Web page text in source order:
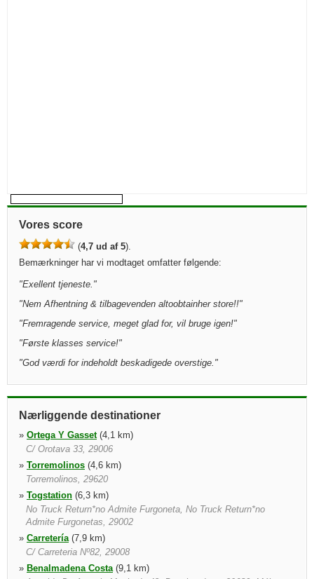
Vores score
(4,7 ud af 5).
Bemærkninger har vi modtaget omfatter følgende:
"Exellent tjeneste. "
"Nem Afhentning & tilbagevenden altoobtainher store!!"
"Fremragende service, meget glad for, vil bruge igen!"
"Første klasses service!"
"God værdi for indeholdt beskadigede overstige. "
Nærliggende destinationer
» Ortega Y Gasset(4,1 km)
C/ Orotava 33, 29006
» Torremolinos (4,6 km)
Torremolinos, 29620
» Togstation (6,3 km)
No Truck Return*no Admite Furgoneta, No Truck Return*no
Admite Furgonetas, 29002
» Carretería(7,9 km)
C/ Carreteria Nº82, 29008
» Benalmadena Costa(9,1 km)